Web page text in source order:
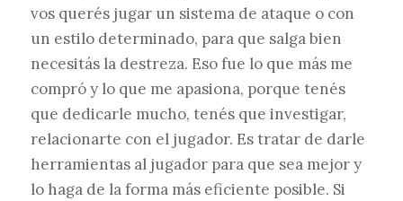
vos querés jugar un sistema de ataque o con
un estilo determinado, para que salga bien
necesitás la destreza. Eso fue lo que más me
compró y lo que me apasiona, porque tenés
que dedicarle mucho, tenés que investigar,
relacionarte con el jugador. Es tratar de darle
herramientas al jugador para que sea mejor y
lo haga de la forma más eficiente posible. Si